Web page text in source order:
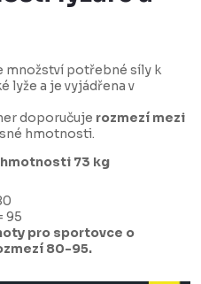
množství potřebné síly k
lyže a je vyjádřena v
doporučuje rozmezí mezi
hmotnosti.
73 kg
95
pro sportovce o
80-95.